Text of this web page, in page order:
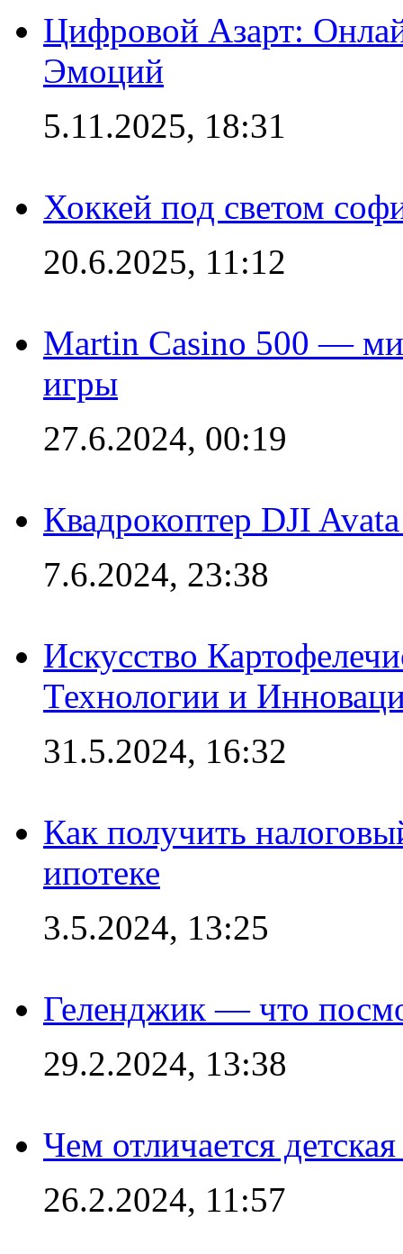
Цифровой Азарт:
Эмоций
5.11.2025, 18:31
Хоккей под светом
20.6.2025, 11:12
Martin Casino 500 —
игры
27.6.2024, 00:19
Квадрокоптер DJI
7.6.2024, 23:38
Искусство
Технологии и
31.5.2024, 16:32
Как получить
ипотеке
3.5.2024, 13:25
Геленджик — что
29.2.2024, 13:38
Чем отличается
26.2.2024, 11:57